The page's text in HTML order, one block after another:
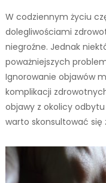
W codziennym życiu
dolegliwościami
niegroźne. Jednak
poważniejszych
Ignorowanie objawów
komplikacji
objawy z okolicy
warto skonsultować się